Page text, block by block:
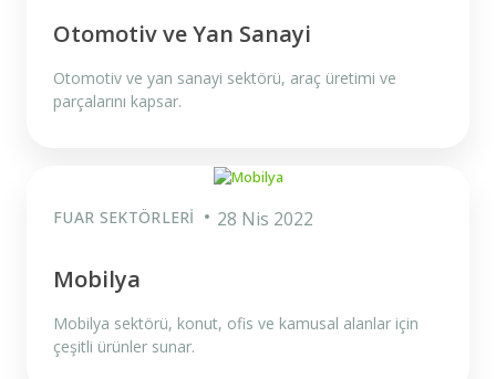
Otomotiv ve Yan Sanayi
Otomotiv ve yan sanayi sektörü, araç üretimi ve
parçalarını kapsar.
FUAR SEKTÖRLERI 28 Nis 2022
Mobilya
Mobilya sektörü, konut, ofis ve kamusal alanlar için
çeşitli ürünler sunar.